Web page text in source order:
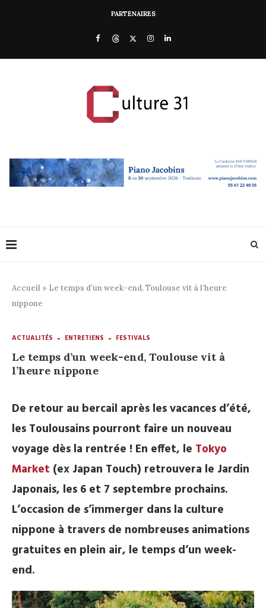
PARTENAIRES
Accueil » Le temps d’un week-end, Toulouse vit à l’heure
nippone
ACTUALITÉS ENTRETIENS FESTIVALS
Le temps d’un week-end, Toulouse vit à
l’heure nippone
De retour au bercail après les vacances d’été,
les Toulousains pourront faire un nouveau
voyage dès la rentrée ! En effet, le Tokyo
Market (ex Japan Touch) retrouvera le Jardin
Japonais, les 6 et 7 septembre prochains.
L’occasion de s’immerger dans la culture
nippone à travers de nombreuses animations
gratuites en plein air, le temps d’un week-
end.